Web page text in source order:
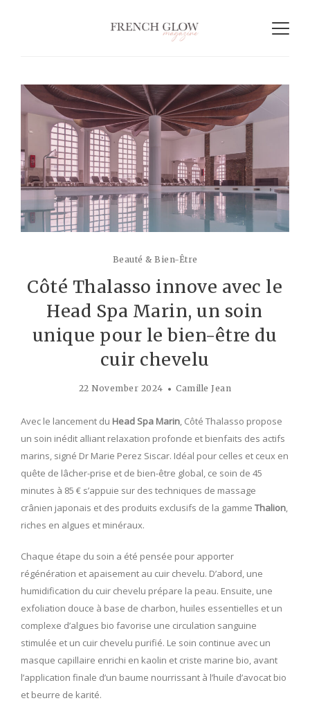
Beauté & Bien-Être
Côté Thalasso innove avec le
Head Spa Marin, un soin
unique pour le bien-être du
cuir chevelu
22 November 2024 Camille Jean
Avec le lancement du Head Spa Marin, Côté Thalasso propose
un soin inédit alliant relaxation profonde et bienfaits des actifs
marins, signé Dr Marie Perez Siscar. Idéal pour celles et ceux en
quête de lâcher-prise et de bien-être global, ce soin de 45
minutes à 85 € s’appuie sur des techniques de massage
crânien japonais et des produits exclusifs de la gamme Thalion,
riches en algues et minéraux.
Chaque étape du soin a été pensée pour apporter
régénération et apaisement au cuir chevelu. D’abord, une
humidification du cuir chevelu prépare la peau. Ensuite, une
exfoliation douce à base de charbon, huiles essentielles et un
complexe d’algues bio favorise une circulation sanguine
stimulée et un cuir chevelu purifié. Le soin continue avec un
masque capillaire enrichi en kaolin et criste marine bio, avant
l’application finale d’un baume nourrissant à l’huile d’avocat bio
et beurre de karité.